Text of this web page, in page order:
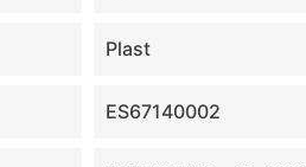
Plast
ES67140002